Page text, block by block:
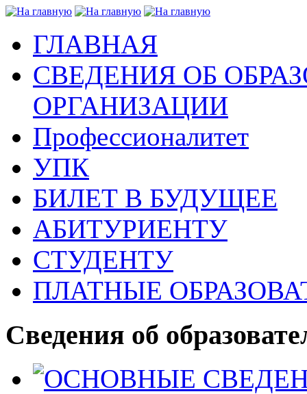
ГЛАВНАЯ
СВЕДЕНИЯ ОБ
ОРГАНИЗАЦИИ
Профессионалитет
УПК
БИЛЕТ В БУДУЩЕЕ
АБИТУРИЕНТУ
СТУДЕНТУ
ПЛАТНЫЕ
Сведения об